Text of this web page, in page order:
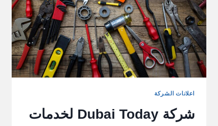
اعلانات الشركة
شركة Dubai Today لخدمات